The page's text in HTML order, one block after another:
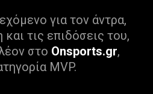
για τον άντρα,
τις επιδόσεις του,
στο Onsports.gr,
MVP.